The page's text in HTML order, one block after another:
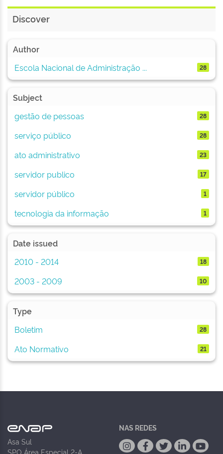
Discover
Author
Escola Nacional de Administração ...
28
Subject
gestão de pessoas
28
serviço público 28
ato administrativo 23
servidor publico 17
servidor público 1
tecnologia da informação 1
Date issued
2010 - 2014
18
2003 - 2009 10
Type
Boletim
28
Ato Normativo 21
Asa Sul
SPO Área Especial 2-A
NAS REDES